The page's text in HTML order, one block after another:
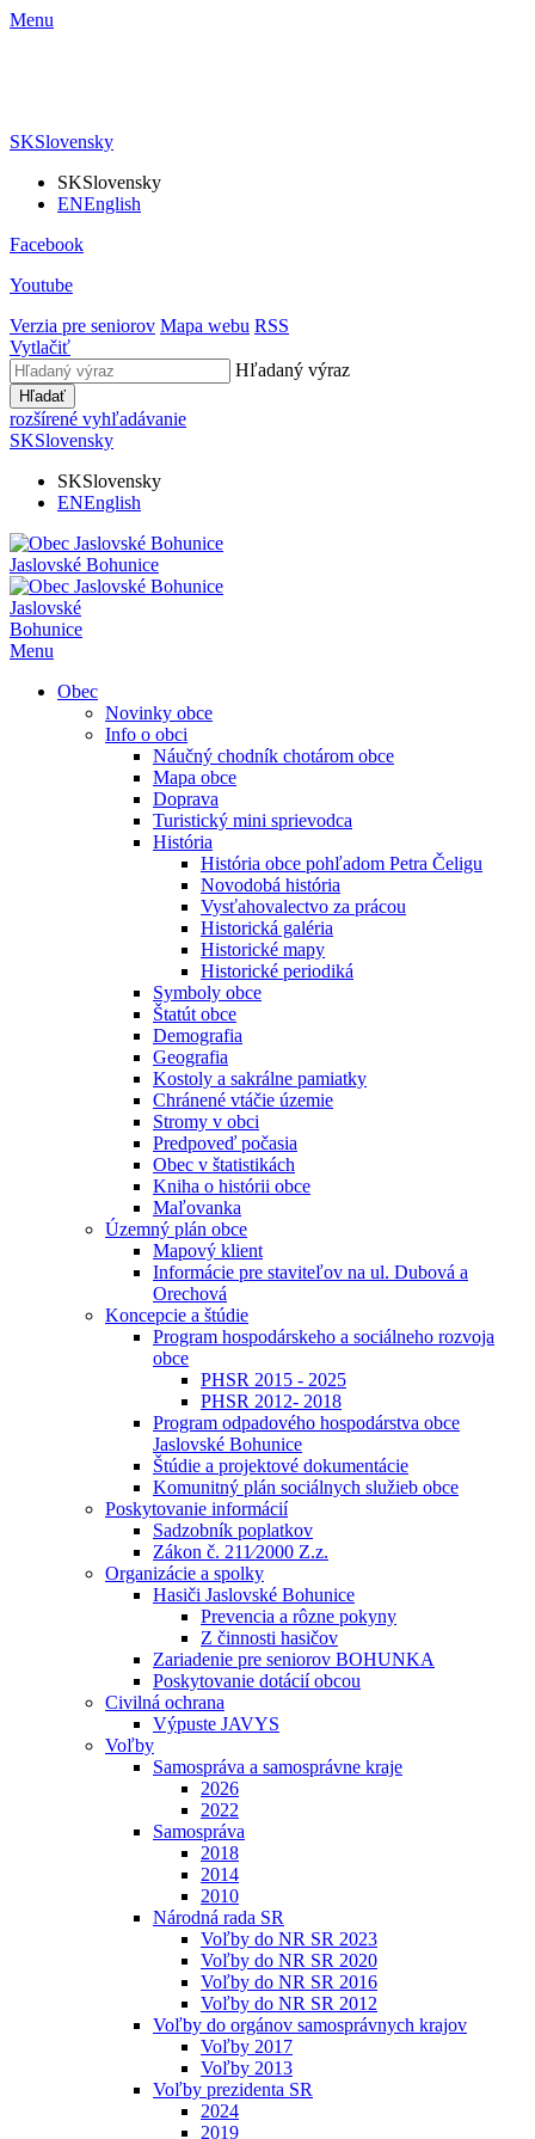
Menu
SKSlovensky
SKSlovensky
ENEnglish
Facebook
Youtube
Verzia pre seniorov Mapa webu RSS
Vytlačiť
Hľadaný výraz
Hľadať
rozšírené vyhľadávanie
SKSlovensky
SKSlovensky
ENEnglish
Jaslovské Bohunice
Jaslovské
Bohunice
Menu
Obec
Novinky obce
Info o obci
Náučný chodník chotárom obce
Mapa obce
Doprava
Turistický mini sprievodca
História
História obce pohľadom Petra Čeligu
Novodobá história
Vysťahovalectvo za prácou
Historická galéria
Historické mapy
Historické periodiká
Symboly obce
Štatút obce
Demografia
Geografia
Kostoly a sakrálne pamiatky
Chránené vtáčie územie
Stromy v obci
Predpoveď počasia
Obec v štatistikách
Kniha o histórii obce
Maľovanka
Územný plán obce
Mapový klient
Informácie pre staviteľov na ul. Dubová a
Orechová
Koncepcie a štúdie
Program hospodárskeho a sociálneho rozvoja
obce
PHSR 2015 - 2025
PHSR 2012- 2018
Program odpadového hospodárstva obce
Jaslovské Bohunice
Štúdie a projektové dokumentácie
Komunitný plán sociálnych služieb obce
Poskytovanie informácií
Sadzobník poplatkov
Zákon č. 211⁄2000 Z.z.
Organizácie a spolky
Hasiči Jaslovské Bohunice
Prevencia a rôzne pokyny
Z činnosti hasičov
Zariadenie pre seniorov BOHUNKA
Poskytovanie dotácií obcou
Civilná ochrana
Výpuste JAVYS
Voľby
Samospráva a samosprávne kraje
2026
2022
Samospráva
2018
2014
2010
Národná rada SR
Voľby do NR SR 2023
Voľby do NR SR 2020
Voľby do NR SR 2016
Voľby do NR SR 2012
Voľby do orgánov samosprávnych krajov
Voľby 2017
Voľby 2013
Voľby prezidenta SR
2024
2019